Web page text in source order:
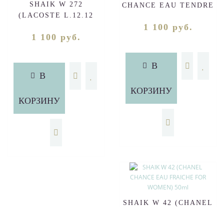
SHAIK W 272
(LACOSTE L.12.12
SPARKLING FOR
1 100 руб.
В
КОРЗИНУ
CHANCE EAU TENDRE
1 100 руб.
В
КОРЗИНУ
SHAIK W 42 (CHANEL